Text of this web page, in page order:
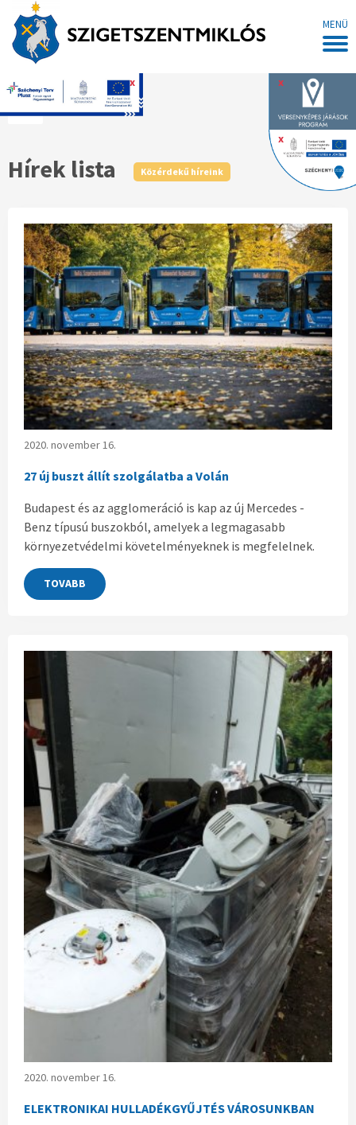
MENÜ
x
x
x
Főoldal
Hírek lista Közérdekű híreink
2020. november 16.
27 új buszt állít szolgálatba a Volán
Budapest és az agglomeráció is kap az új Mercedes -
Benz típusú buszokból, amelyek a legmagasabb
környezetvédelmi követelményeknek is megfelelnek.
TOVABB
2020. november 16.
ELEKTRONIKAI HULLADÉKGYŰJTÉS VÁROSUNKBAN